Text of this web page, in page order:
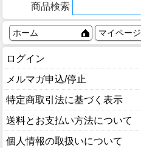
商品検索
ホーム マイページ
ログイン
メルマガ申込/停止
特定商取引法に基づく表示
送料とお支払い方法について
個人情報の取扱いについて